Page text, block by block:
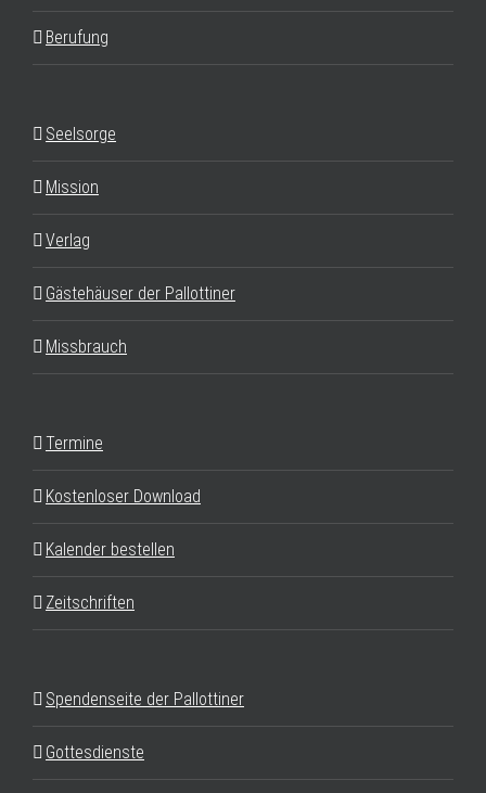
Berufung
Seelsorge
Mission
Verlag
Gästehäuser der Pallottiner
Missbrauch
Termine
Kostenloser Download
Kalender bestellen
Zeitschriften
Spendenseite der Pallottiner
Gottesdienste